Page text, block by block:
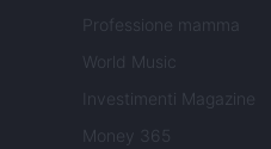
Professione mamma
World Music
Investimenti Magazine
Money 365